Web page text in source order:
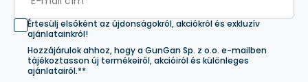
Értesülj elsőként az újdonságokról, akciókról és exkluzív
ajánlatainkról!
Hozzájárulok ahhoz, hogy a GunGan Sp. z o.o. e-mailben
tájékoztasson új termékeiről, akcióiról és különleges
ajánlatairól.**